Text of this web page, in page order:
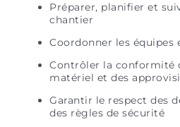
Préparer, planifier et
chantier
Coordonner les équipes
Contrôler la conformité
matériel et des
Garantir le respect des
des règles de sécurité